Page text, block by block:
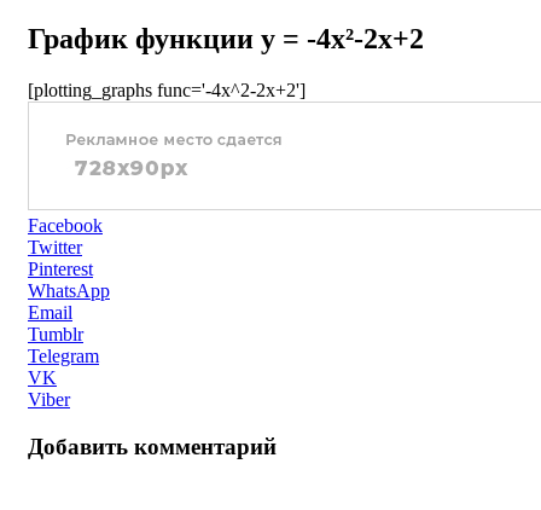
График функции y = -4x²-2x+2
[plotting_graphs func='-4x^2-2x+2']
Facebook
Twitter
Pinterest
WhatsApp
Email
Tumblr
Telegram
VK
Viber
Добавить комментарий